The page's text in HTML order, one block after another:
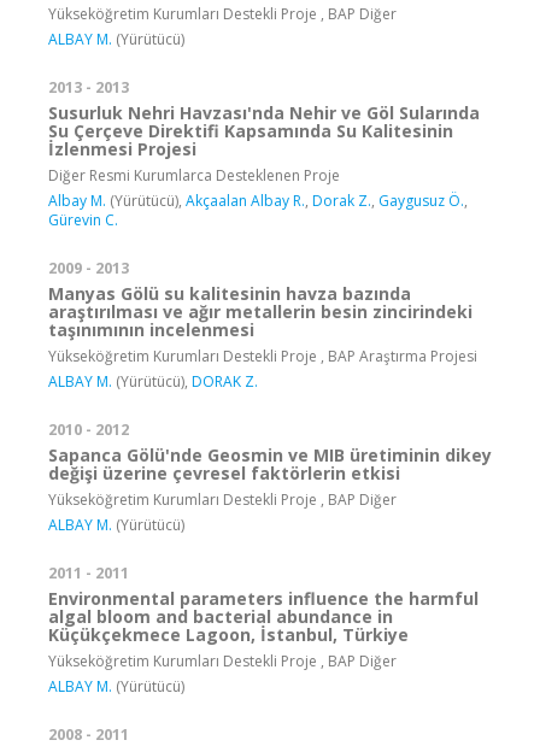
Yükseköğretim Kurumları Destekli Proje , BAP Diğer
ALBAY M. (Yürütücü)
2013 - 2013
Susurluk Nehri Havzası'nda Nehir ve Göl Sularında
Su Çerçeve Direktifi Kapsamında Su Kalitesinin
İzlenmesi Projesi
Diğer Resmi Kurumlarca Desteklenen Proje
Albay M. (Yürütücü), Akçaalan Albay R., Dorak Z., Gaygusuz Ö.,
Gürevin C.
2009 - 2013
Manyas Gölü su kalitesinin havza bazında
araştırılması ve ağır metallerin besin zincirindeki
taşınımının incelenmesi
Yükseköğretim Kurumları Destekli Proje , BAP Araştırma Projesi
ALBAY M. (Yürütücü), DORAK Z.
2010 - 2012
Sapanca Gölü'nde Geosmin ve MIB üretiminin dikey
değişi üzerine çevresel faktörlerin etkisi
Yükseköğretim Kurumları Destekli Proje , BAP Diğer
ALBAY M. (Yürütücü)
2011 - 2011
Environmental parameters influence the harmful
algal bloom and bacterial abundance in
Küçükçekmece Lagoon, İstanbul, Türkiye
Yükseköğretim Kurumları Destekli Proje , BAP Diğer
ALBAY M. (Yürütücü)
2008 - 2011